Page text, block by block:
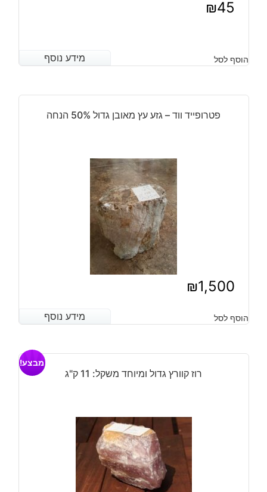
₪45
מידע נוסף הוסף לסל מידע נוסף
פטרופייד ווד – גזע עץ מאובן גדול 50% הנחה
₪1,500
מידע נוסף הוסף לסל מידע נוסף
רוז קוורץ גדול ומיוחד משקל: 11 ק"ג
מבצע!